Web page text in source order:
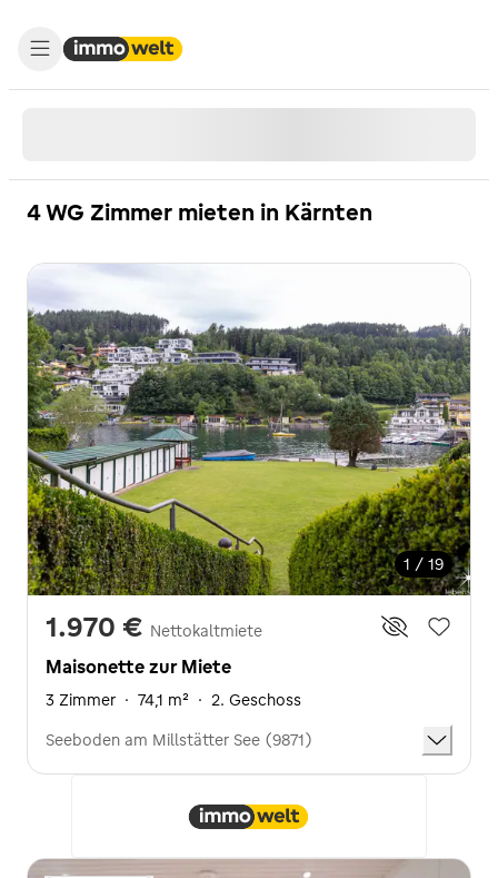
4 WG Zimmer mieten in Kärnten
1 / 19
1.970 € Nettokaltmiete
Maisonette zur Miete
3 Zimmer · 74,1 m² · 2. Geschoss
Seeboden am Millstätter See (9871)